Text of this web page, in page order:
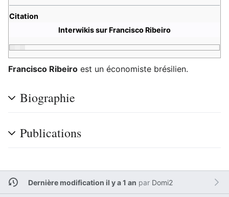
Citation
Interwikis sur Francisco Ribeiro
Francisco Ribeiro est un économiste brésilien.
Biographie
Publications
Dernière modification il y a 1 an par Domi2